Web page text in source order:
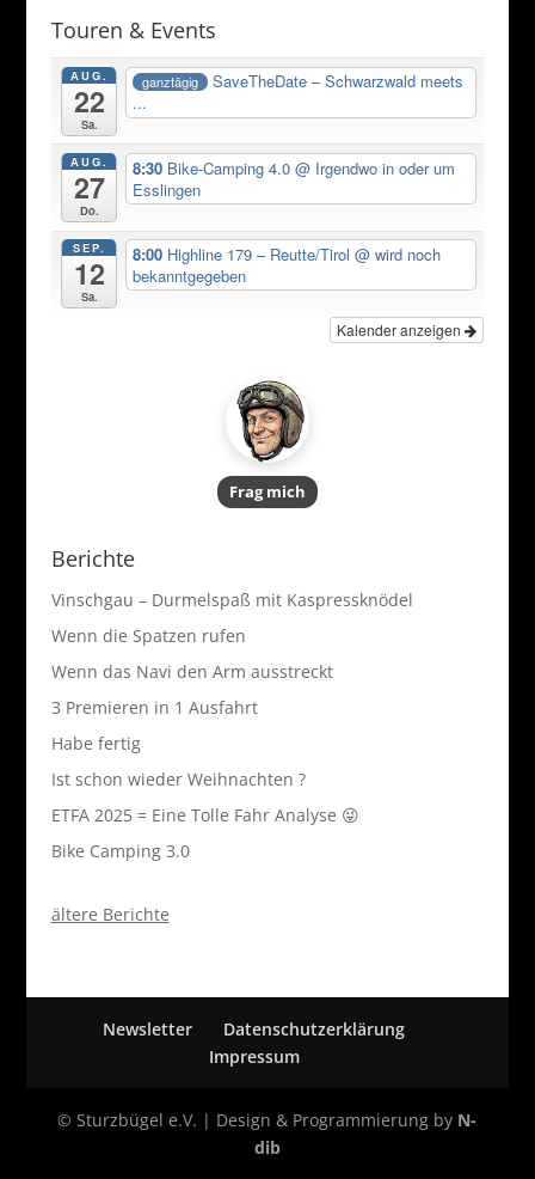
s
A
p
p
e
b
o
o
k
er
Touren & Events
AUG.
22
Sa.
ganztägig
SaveTheDate – Schwarzwald meets
...
AUG.
27
Do.
8:30 Bike-Camping 4.0@ Irgendwo in oder um
Esslingen
SEP.
12
Sa.
8:00 Highline 179 – Reutte/Tirol@ wird noch
bekanntgegeben
Kalender anzeigen
Frag mich
Berichte
Vinschgau – Durmelspaß mit Kaspressknödel
Wenn die Spatzen rufen
Wenn das Navi den Arm ausstreckt
3 Premieren in 1 Ausfahrt
Habe fertig
Ist schon wieder Weihnachten ?
ETFA 2025 = Eine Tolle Fahr Analyse 😜
Bike Camping 3.0
ältere Berichte
Newsletter
Datenschutzerklärung
Impressum
© Sturzbügel e.V. | Design & Programmierung by N-
dib